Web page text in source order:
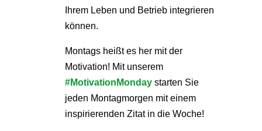
Ihrem Leben und Betrieb integrieren
können.
Montags heißt es her mit der
Motivation! Mit unserem
#MotivationMondaystarten Sie
jeden Montagmorgen mit einem
inspirierenden Zitat in die Woche!